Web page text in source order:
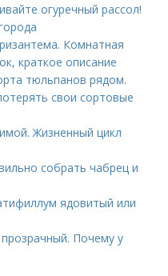
огуречный рассол!
Комнатная
краткое описание
тюльпанов рядом.
свои сортовые
Жизненный цикл
собрать чабрец и
ядовитый или
Почему у